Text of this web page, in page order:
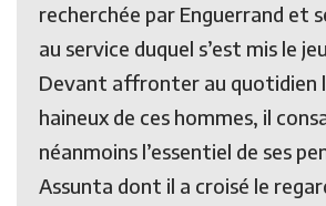
recherchée par Enguerrand et
au service duquel s’est mis le
Devant affronter au quotidien
haineux de ces hommes, il
néanmoins l’essentiel de ses
Assunta dont il a croisé le